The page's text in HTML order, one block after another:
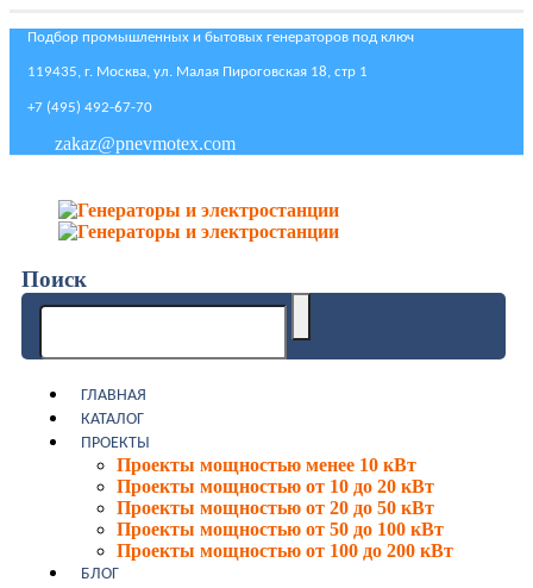
Подбор промышленных и бытовых генераторов под ключ
119435, г. Москва, ул. Малая Пироговская 18, стр 1
+7 (495) 492-67-70
zakaz@pnevmotex.com
Поиск
ГЛАВНАЯ
КАТАЛОГ
ПРОЕКТЫ
Проекты мощностью менее 10 кВт
Проекты мощностью от 10 до 20 кВт
Проекты мощностью от 20 до 50 кВт
Проекты мощностью от 50 до 100 кВт
Проекты мощностью от 100 до 200 кВт
БЛОГ